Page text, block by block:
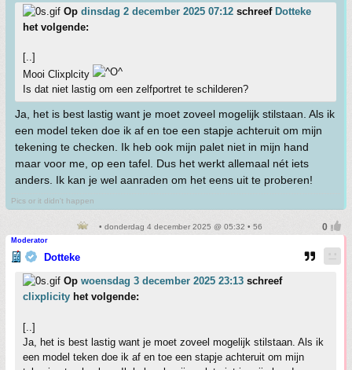
Op dinsdag 2 december 2025 07:12 schreef Dotteke
het volgende:
[..]
Mooi Clixplcity
Is dat niet lastig om een zelfportret te schilderen?
Ja, het is best lastig want je moet zoveel mogelijk stilstaan. Als ik
een model teken doe ik af en toe een stapje achteruit om mijn
tekening te checken. Ik heb ook mijn palet niet in mijn hand
maar voor me, op een tafel. Dus het werkt allemaal nét iets
anders. Ik kan je wel aanraden om het eens uit te proberen!
Pics or it didn't happen
• donderdag 4 december 2025 @ 05:32 • 56
Moderator
Dotteke
Op woensdag 3 december 2025 23:13 schreef
clixplicity het volgende:
[..]
Ja, het is best lastig want je moet zoveel mogelijk stilstaan. Als ik
een model teken doe ik af en toe een stapje achteruit om mijn